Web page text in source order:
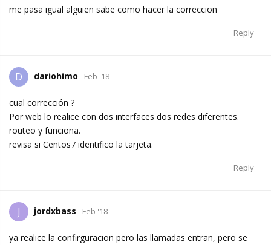
me pasa igual alguien sabe como hacer la correccion
Reply
D dariohimo Feb '18
cual corrección ?
Por web lo realice con dos interfaces dos redes diferentes.
routeo y funciona.
revisa si Centos7 identifico la tarjeta.
Reply
J jordxbass Feb '18
ya realice la confirguracion pero las llamadas entran, pero se